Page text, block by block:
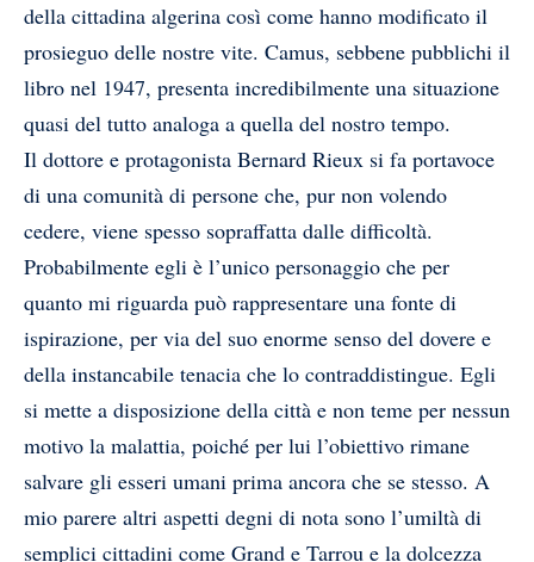
della cittadina algerina così come hanno modificato il
prosieguo delle nostre vite. Camus, sebbene pubblichi il
libro nel 1947, presenta incredibilmente una situazione
quasi del tutto analoga a quella del nostro tempo.
Il dottore e protagonista Bernard Rieux si fa portavoce
di una comunità di persone che, pur non volendo
cedere, viene spesso sopraffatta dalle difficoltà.
Probabilmente egli è l’unico personaggio che per
quanto mi riguarda può rappresentare una fonte di
ispirazione, per via del suo enorme senso del dovere e
della instancabile tenacia che lo contraddistingue. Egli
si mette a disposizione della città e non teme per nessun
motivo la malattia, poiché per lui l’obiettivo rimane
salvare gli esseri umani prima ancora che se stesso. A
mio parere altri aspetti degni di nota sono l’umiltà di
semplici cittadini come Grand e Tarrou e la dolcezza